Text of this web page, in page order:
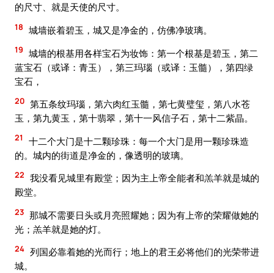
的尺寸、就是天使的尺寸。
18 城墙嵌着碧玉，城又是净金的，仿佛净玻璃。
19 城墙的根基用各样宝石为妆饰：第一个根基是碧玉，第二
蓝宝石（或译：青玉），第三玛瑙（或译：玉髓），第四绿
宝石，
20 第五条纹玛瑙，第六肉红玉髓，第七黄璧玺，第八水苍
玉，第九黄玉，第十翡翠，第十一风信子石，第十二紫晶。
21
十二个大门是十二颗珍珠：每一个大门是用一颗珍珠造
的。城内的街道是净金的，像透明的玻璃。
22 我没看见城里有殿堂；因为主上帝全能者和羔羊就是城的
殿堂。
23 那城不需要日头或月亮照耀她；因为有上帝的荣耀做她的
光；羔羊就是她的灯。
24 列国必靠着她的光而行；地上的君王必将他们的光荣带进
城。